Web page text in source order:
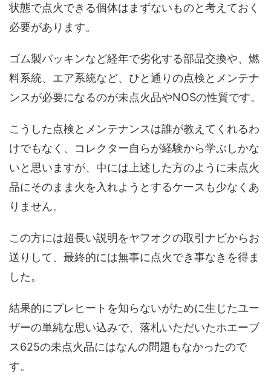
状態で点火できる個体はまずないものと考えておく
必要があります。
ゴム製パッキンなど経年で劣化する部品交換や、燃
料系統、エア系統など、ひと通りの点検とメンテナ
ンスが必要になるのが未点火品やNOSの性質です。
こうした点検とメンテナンスは誰が教えてくれるわ
けでもなく、コレクター自らが経験から学ぶしかな
いと思いますが、中には上述した方のように未点火
品にそのまま火を入れようとするケースも少なくあ
りません。
この方には超長い説明をヤフオクの取引ナビからお
送りして、最終的には無事に点火でき事なきを得ま
した。
結果的にプレヒートを知らないがために生じたユー
ザーの単純な思い込みで、落札いただいたホエーブ
ス625の未点火品にはなんの問題もなかったので
す。